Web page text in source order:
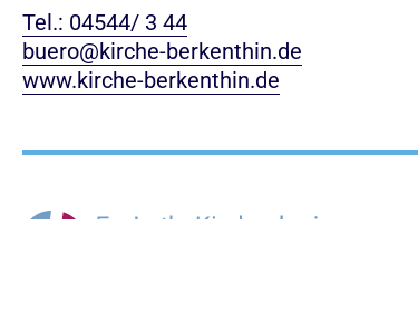
Tel.: 04544/ 3 44
buero@kirche-berkenthin.de
www.kirche-berkenthin.de